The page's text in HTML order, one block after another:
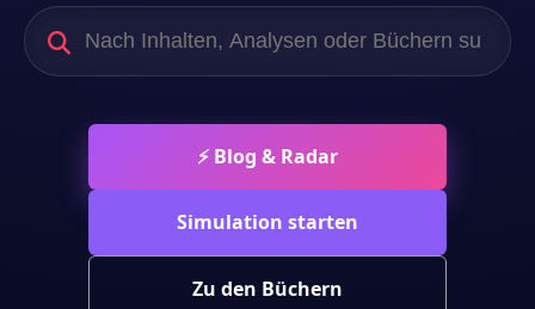
⚡ Blog & Radar
Simulation starten
Zu den Büchern